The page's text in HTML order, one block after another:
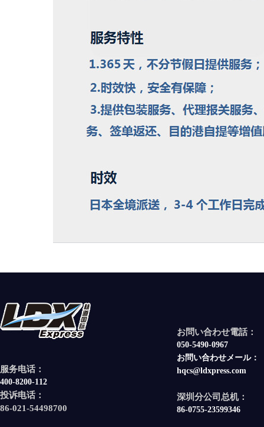
服务电话：
400-8200-112
投诉电话：
86-021-54498700
お問い合わせ電話：
050-5490-0967
お問い合わせメール：
hqcs@ldxpress.com
深圳分公司总机：
86-0755-23599346